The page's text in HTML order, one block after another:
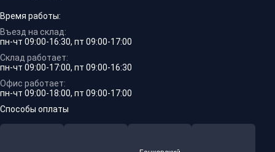
Время работы:
Въезд на склад:
пн-чт 09:00-16:30, пт 09:00-17:00
Склад работает:
пн-чт 09:00-17:00, пт 09:00-16:30
Офис работает:
пн-чт 09:00-18:00, пт 09:00-17:00
Способы оплаты